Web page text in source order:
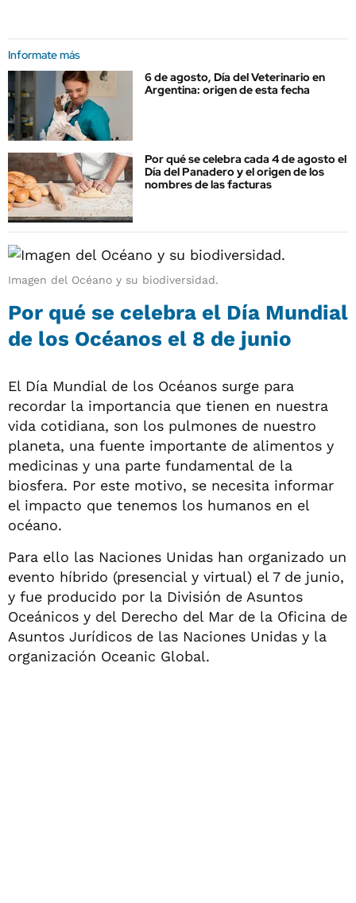
Informate más
6 de agosto, Día del Veterinario en
Argentina: origen de esta fecha
Por qué se celebra cada 4 de agosto el
Día del Panadero y el origen de los
nombres de las facturas
Imagen del Océano y su biodiversidad.
Por qué se celebra el Día Mundial
de los Océanos el 8 de junio
El Día Mundial de los Océanos surge para
recordar la importancia que tienen en nuestra
vida cotidiana, son los pulmones de nuestro
planeta, una fuente importante de alimentos y
medicinas y una parte fundamental de la
biosfera. Por este motivo, se necesita informar
el impacto que tenemos los humanos en el
océano.
Para ello las Naciones Unidas han organizado un
evento híbrido (presencial y virtual) el 7 de junio,
y fue producido por la División de Asuntos
Oceánicos y del Derecho del Mar de la Oficina de
Asuntos Jurídicos de las Naciones Unidas y la
organización Oceanic Global.